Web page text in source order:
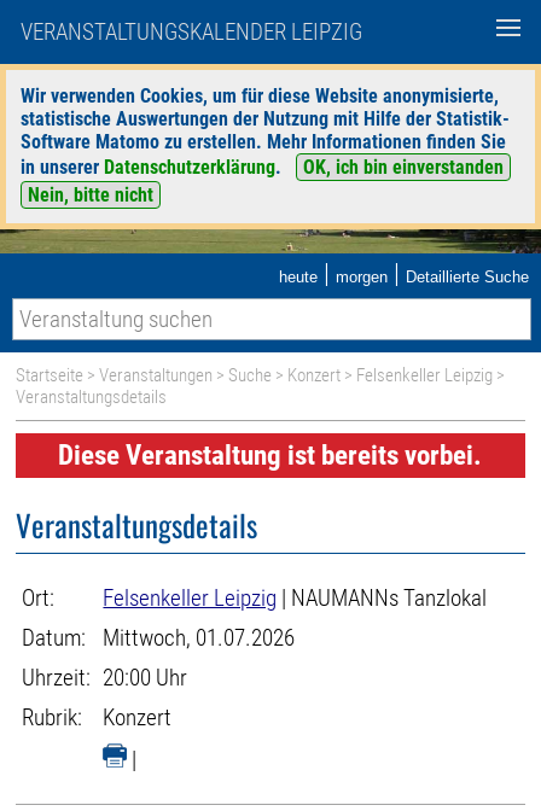
VERANSTALTUNGSKALENDER LEIPZIG
Wir verwenden Cookies, um für diese Website anonymisierte,
statistische Auswertungen der Nutzung mit Hilfe der Statistik-
Software Matomo zu erstellen. Mehr Informationen finden Sie
in unserer Datenschutzerklärung.
OK, ich bin einverstanden
Nein, bitte nicht
heute | morgen | Detaillierte Suche
Startseite >Veranstaltungen > Suche > Konzert > Felsenkeller Leipzig >
Veranstaltungsdetails
Diese Veranstaltung ist bereits vorbei.
Veranstaltungsdetails
Ort: Felsenkeller Leipzig | NAUMANNs Tanzlokal
Datum:
Mittwoch, 01.07.2026
Uhrzeit: 20:00 Uhr
Rubrik:
Konzert
|